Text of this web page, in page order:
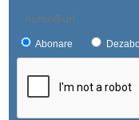
Abonare